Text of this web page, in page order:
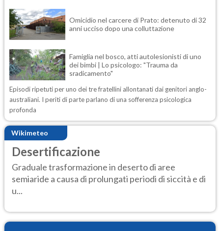
Omicidio nel carcere di Prato: detenuto di 32
anni ucciso dopo una colluttazione
Famiglia nel bosco, atti autolesionisti di uno
dei bimbi | Lo psicologo: "Trauma da
sradicamento"
Episodi ripetuti per uno dei tre fratellini allontanati dai genitori anglo-
australiani. I periti di parte parlano di una sofferenza psicologica
profonda
Wikimeteo
Desertificazione
Graduale trasformazione in deserto di aree
semiaride a causa di prolungati periodi di siccità e di
u...